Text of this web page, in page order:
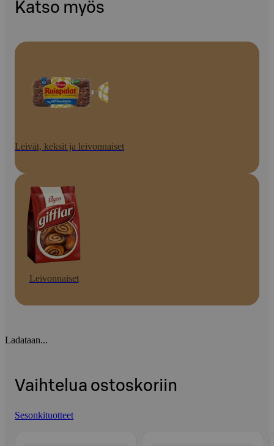
Katso myös
Leivät, keksit ja leivonnaiset
Leivonnaiset
Ladataan...
Vaihtelua ostoskoriin
Sesonkituotteet